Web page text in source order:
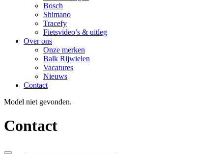
Bosch
Shimano
Tracefy
Fietsvideo’s & uitleg
Over ons
Onze merken
Balk Rijwielen
Vacatures
Nieuws
Contact
Model niet gevonden.
Contact